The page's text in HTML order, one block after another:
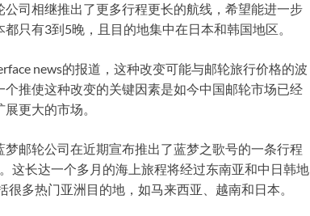
司相继推出了更多行程更长的航线，希望能进一步
只有3到5晚，且目的地集中在日本和韩国地区。
news的报道，这种改变可能与邮轮旅行价格的波
推使这种改变的关键因素是如今中国邮轮市场已经
更大的市场。
邮轮公司在近期宣布推出了蓝梦之歌号的一条行程
这长达一个多月的海上旅程将经过东南亚和中日韩地
多热门亚洲目的地，如马来西亚、越南和日本。